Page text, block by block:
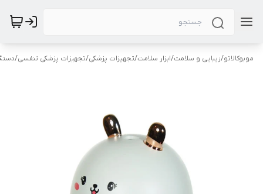
موبوکالاتو/زیبایی و سلامت/ابزار سلامت/تجهیزات پزشکی/تجهیزات پزشکی تنفسی/